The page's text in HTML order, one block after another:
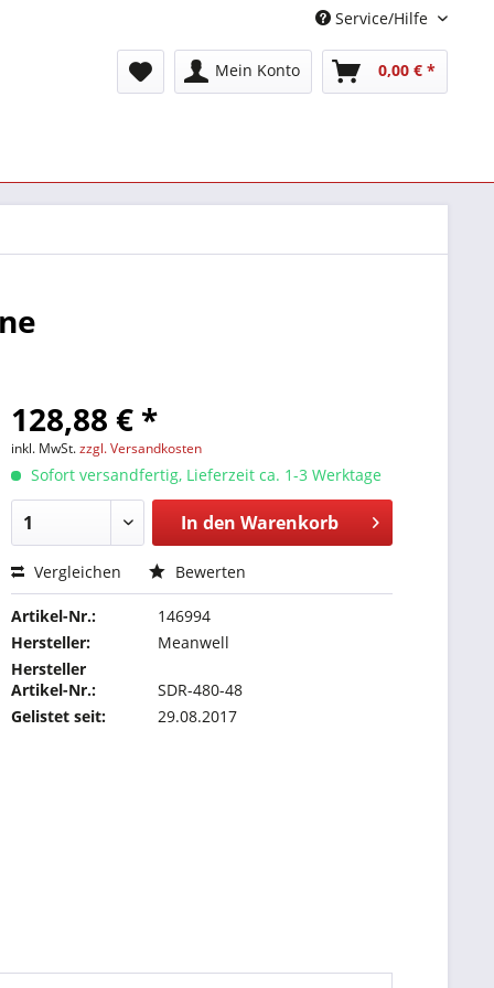
Service/Hilfe
Mein Konto 0,00 € *
128,88 € *
inkl. MwSt.zzgl. Versandkosten
Sofort versandfertig, Lieferzeit ca. 1-3 Werktage
In den Warenkorb
Vergleichen Bewerten
Artikel-Nr.:
146994
Hersteller:
Meanwell
Hersteller
Artikel-Nr.:
SDR-480-48
Gelistet seit:
29.08.2017